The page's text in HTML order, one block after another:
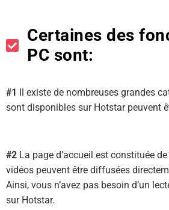
Certaines des
PC sont:
#1 Il existe de nombreuses grandes
sont disponibles sur Hotstar peuvent
#2 La page d’accueil est constituée
vidéos peuvent être diffusées
Ainsi, vous n’avez pas besoin d’un
sur Hotstar.